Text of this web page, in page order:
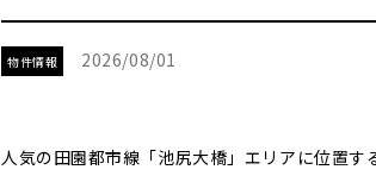
物件情報 2026/08/01
人気の田園都市線「池尻大橋」エリアに位置